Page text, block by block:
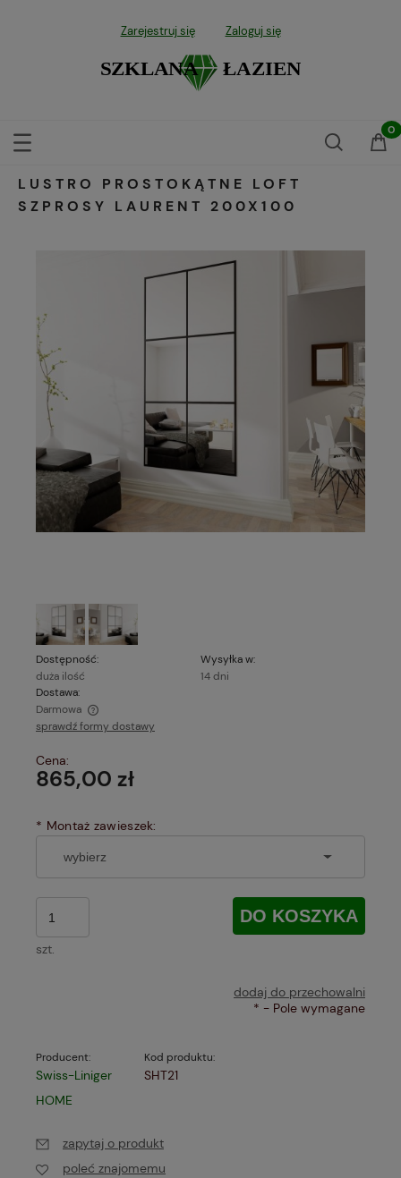
Zarejestruj się Zaloguj się
LUSTRO PROSTOKĄTNE LOFT
SZPROSY LAURENT 200X100
Dostępność:
duża ilość
Wysyłka w:
14 dni
Dostawa:
Darmowa
Cena nie zawiera ewentualnych kosztów płatności
sprawdź formy dostawy
Cena:
865,00 zł
* Montaż zawieszek:
szt.
DO KOSZYKA
dodaj do przechowalni
* - Pole wymagane
Producent:
Swiss-Liniger
HOME
Kod produktu:
SHT21
zapytaj o produkt
poleć znajomemu